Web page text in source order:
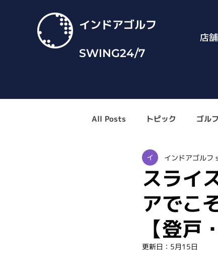
インドアゴルフ
SWING24/7
店
All Posts トピック ゴル
スライ
アでこ
【登戸
インドアゴル
更新日： 5月15日